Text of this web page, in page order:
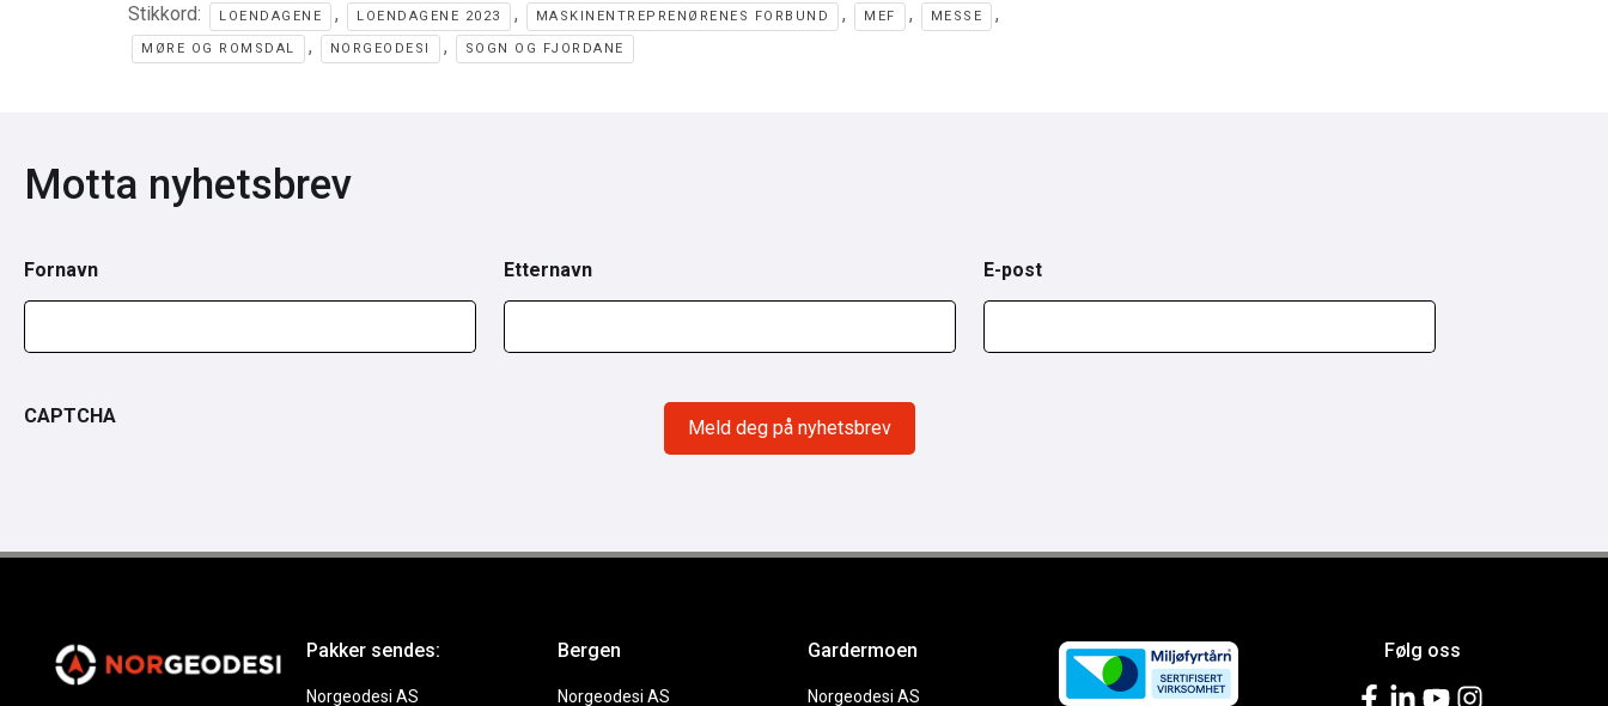
Stikkord: LOENDAGENE , LOENDAGENE 2023 , MASKINENTREPRENØRENES FORBUND , MEF , MESSE ,
MØRE OG ROMSDAL , NORGEODESI , SOGN OG FJORDANE
Motta nyhetsbrev
Fornavn Etternavn E-post
CAPTCHA
Pakker sendes:
Norgeodesi AS
Bergen
Norgeodesi AS
Gardermoen
Norgeodesi AS
Følg oss